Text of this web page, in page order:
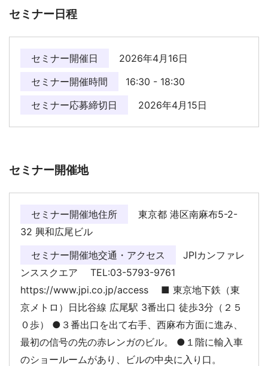
セミナー日程
セミナー開催日
2026年4月16日
セミナー開催時間
16:30 - 18:30
セミナー応募締切日
2026年4月15日
セミナー開催地
セミナー開催地住所
東京都 港区南麻布5-2-
32 興和広尾ビル
セミナー開催地交通・アクセス
JPIカンファレ
ンススクエア TEL:03-5793-9761
https://www.jpi.co.jp/access ■ 東京地下鉄（東
京メトロ）日比谷線 広尾駅 3番出口 徒歩3分（２５
０歩） ●３番出口を出て右手、西麻布方面に進み、
最初の信号の先の赤レンガのビル。 ●１階に輸入車
のショールームがあり、ビルの中央に入り口。